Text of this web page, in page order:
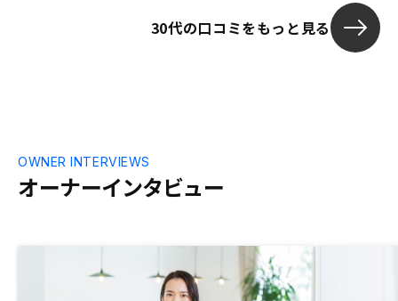
30代の口コミをもっと見る
オーナーインタビュー
OWNER INTERVIEWS